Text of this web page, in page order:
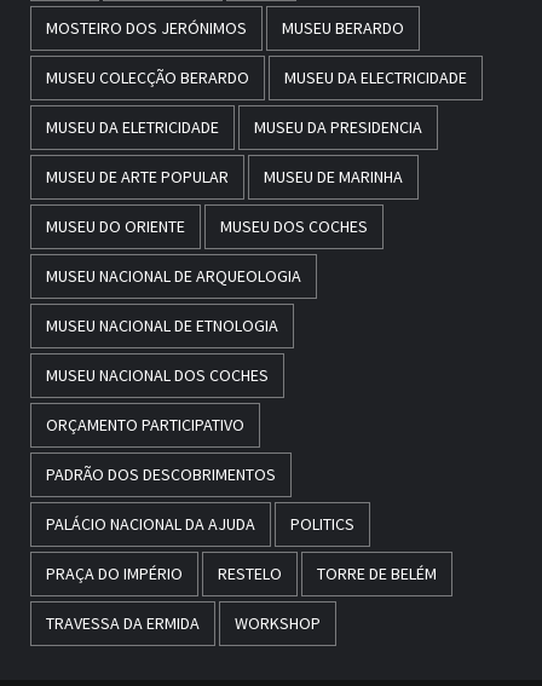
MOSTEIRO DOS JERÓNIMOS MUSEU BERARDO
MUSEU COLECÇÃO BERARDO MUSEU DA ELECTRICIDADE
MUSEU DA ELETRICIDADE MUSEU DA PRESIDENCIA
MUSEU DE ARTE POPULAR MUSEU DE MARINHA
MUSEU DO ORIENTE MUSEU DOS COCHES
MUSEU NACIONAL DE ARQUEOLOGIA
MUSEU NACIONAL DE ETNOLOGIA
MUSEU NACIONAL DOS COCHES
ORÇAMENTO PARTICIPATIVO
PADRÃO DOS DESCOBRIMENTOS
PALÁCIO NACIONAL DA AJUDA POLITICS
PRAÇA DO IMPÉRIO RESTELO TORRE DE BELÉM
TRAVESSA DA ERMIDA WORKSHOP